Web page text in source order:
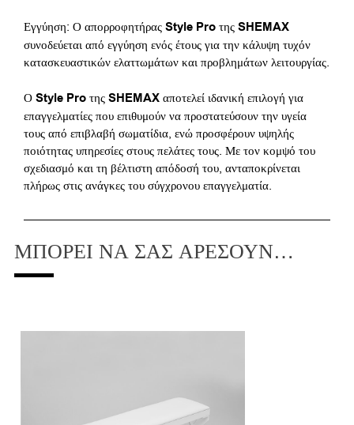
Εγγύηση: Ο απορροφητήρας Style Pro της SHEMAX
συνοδεύεται από εγγύηση ενός έτους για την κάλυψη τυχόν
κατασκευαστικών ελαττωμάτων και προβλημάτων λειτουργίας.
Ο Style Pro της SHEMAX αποτελεί ιδανική επιλογή για
επαγγελματίες που επιθυμούν να προστατεύσουν την υγεία
τους από επιβλαβή σωματίδια, ενώ προσφέρουν υψηλής
ποιότητας υπηρεσίες στους πελάτες τους. Με τον κομψό του
σχεδιασμό και τη βέλτιστη απόδοσή του, ανταποκρίνεται
πλήρως στις ανάγκες του σύγχρονου επαγγελματία.
ΜΠΟΡΕΊ ΝΑ ΣΑΣ ΑΡΈΣΟΥΝ…